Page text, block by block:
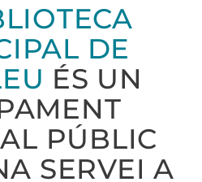
DE
ÉS UN
PÚBLIC
SERVEI A